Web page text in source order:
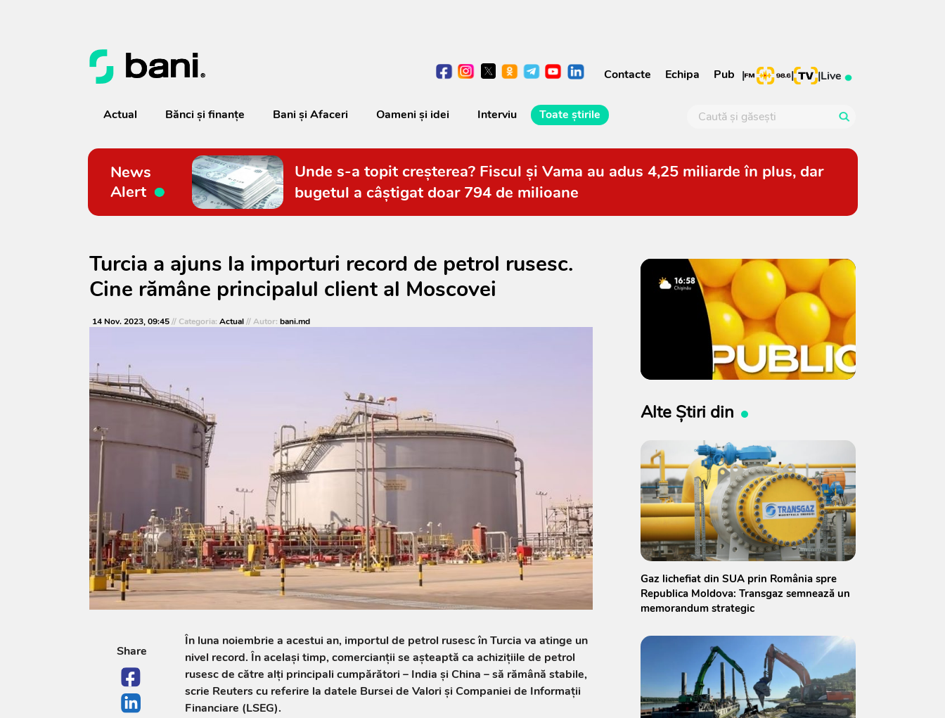
Contacte Echipa Pub | | |Live
Actual Bănci şi finanţe Bani și Afaceri Oameni şi idei Interviu Toate știrile
News
Alert
Unde s-a topit creșterea? Fiscul și Vama au adus 4,25 miliarde în plus, dar
bugetul a câștigat doar 794 de milioane
Turcia a ajuns la importuri record de petrol rusesc.
Cine rămâne principalul client al Moscovei
14 Nov. 2023, 09:45// Categoria: Actual// Autor: bani.md
Share
În luna noiembrie a acestui an, importul de petrol rusesc în Turcia va atinge un
nivel record. În același timp, comercianții se așteaptă ca achizițiile de petrol
rusesc de către alți principali cumpărători – India și China – să rămână stabile,
scrie Reuters cu referire la datele Bursei de Valori și Companiei de Informații
Financiare (LSEG).
Alte Știri din
Gaz lichefiat din SUA prin România spre
Republica Moldova: Transgaz semnează un
memorandum strategic